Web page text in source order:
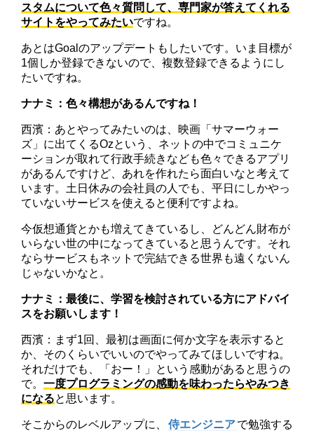
スタムについて色々質問して、専門家が答えてくれる
サイトをやってみたいですね。
あとはGoalのアップデートもしたいです。いま目標が
1個しか登録できないので、複数登録できるようにし
たいですね。
ナナミ：色々構想があるんですね！
西濱：あとやってみたいのは、映画「サマーウォー
ズ」に出てくるOzという、ネットの中でコミュニケ
ーションが取れて行政手続きなども色々できるアプリ
があるんですけど、あれを作れたら面白いなと考えて
います。土日休みの会社員の人でも、平日にしかやっ
ていないサービスを使えると便利ですよね。
今仮想通貨とかも増えてきているし、どんどん財布が
いらない世の中になってきていると思うんです。それ
ならサービスもネットで完結できる世界も遠くないん
じゃないかなと。
ナナミ：最後に、学習を検討されている方にアドバイ
スをお願いします！
西濱：まず1回、最初は画面に何か文字を表示すると
か、そのくらいでいいのでやってみてほしいですね。
それだけでも、「おー！」という感動があると思うの
で。一度プログラミングの感動を味わったらやみつき
になると思います。
そこからのレベルアップに、 侍エンジニアで勉強する